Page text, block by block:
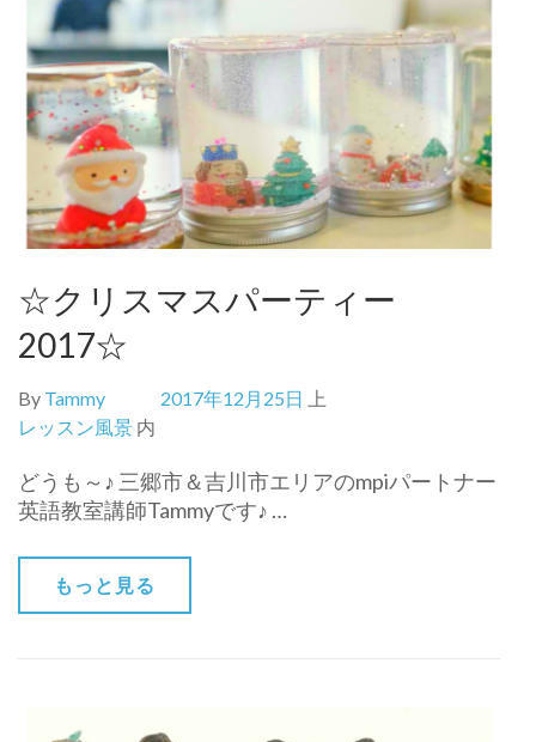
☆クリスマスパーティー
2017☆
By Tammy 2017年12月25日
上
レッスン風景 内
どうも～♪ 三郷市＆吉川市エリアのmpiパートナー
英語教室講師Tammyです♪ …
もっと見る